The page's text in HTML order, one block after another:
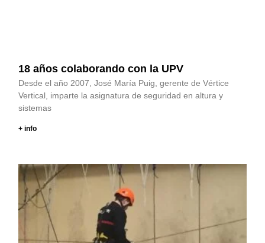
18 años colaborando con la UPV
Desde el año 2007, José María Puig, gerente de Vértice
Vertical, imparte la asignatura de seguridad en altura y
sistemas
+ info